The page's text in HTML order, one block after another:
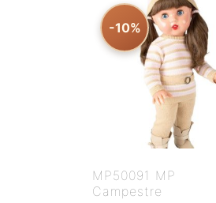
-10%
MP50091 MP
Campestre